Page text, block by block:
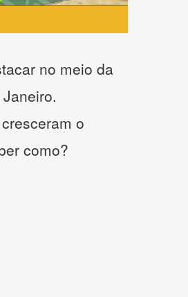
no meio da
o
como?